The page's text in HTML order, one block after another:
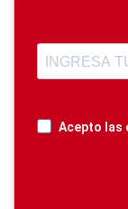
Acepto las